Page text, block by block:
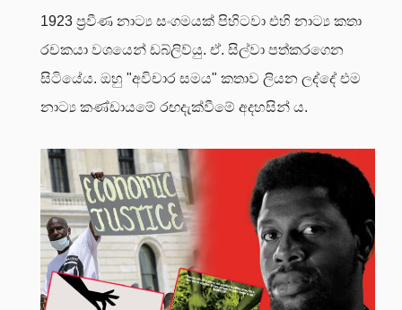
1923 ප්‍රවීණ නාට්‍ය සංගමයක් පිහිටවා එහි නාට්‍ය කතා
රචකයා වශයෙන් ඩබ්ලිව්යු. ඒ. සිල්වා පත්කරගෙන
සිටියේය. ඔහු "අවිචාර සමය" කතාව ලියන ලද්දේ එම
නාට්‍ය කණ්ඩායමේ රඟදැක්වීමේ අදහසින් ය.